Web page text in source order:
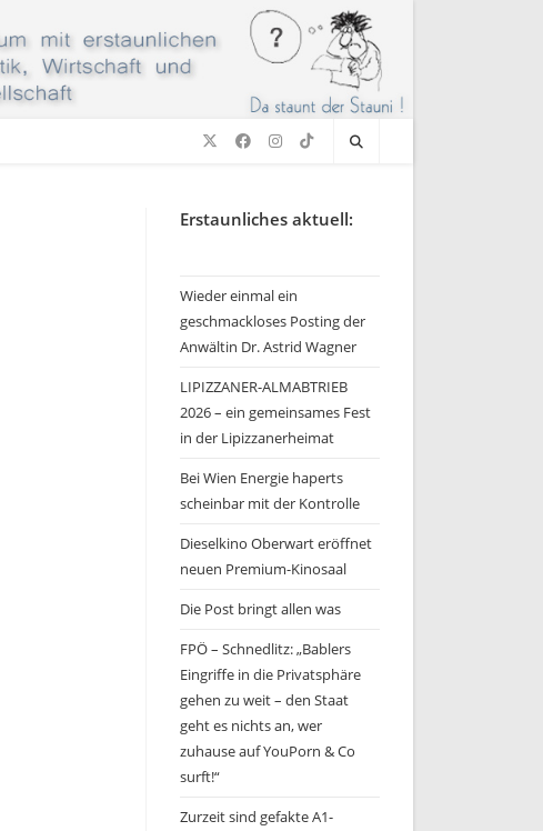
Erstaunliches aktuell:
Wieder einmal ein
geschmackloses Posting der
Anwältin Dr. Astrid Wagner
LIPIZZANER-ALMABTRIEB
2026 – ein gemeinsames Fest
in der Lipizzanerheimat
Bei Wien Energie haperts
scheinbar mit der Kontrolle
Dieselkino Oberwart eröffnet
neuen Premium-Kinosaal
Die Post bringt allen was
FPÖ – Schnedlitz: „Bablers
Eingriffe in die Privatsphäre
gehen zu weit – den Staat
geht es nichts an, wer
zuhause auf YouPorn & Co
surft!“
Zurzeit sind gefakte A1-